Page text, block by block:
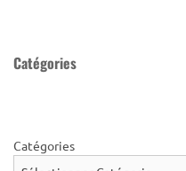
Catégories
Catégories